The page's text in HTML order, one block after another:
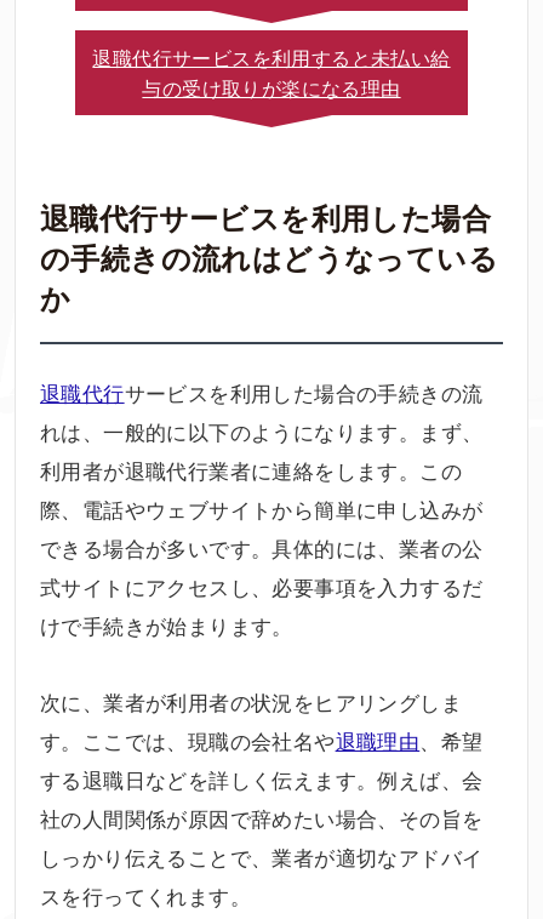
退職代行サービスを利用すると未払い給
与の受け取りが楽になる理由
退職代行サービスを利用した場合
の手続きの流れはどうなっている
か
退職代行サービスを利用した場合の手続きの流
れは、一般的に以下のようになります。まず、
利用者が退職代行業者に連絡をします。この
際、電話やウェブサイトから簡単に申し込みが
できる場合が多いです。具体的には、業者の公
式サイトにアクセスし、必要事項を入力するだ
けで手続きが始まります。
次に、業者が利用者の状況をヒアリングしま
す。ここでは、現職の会社名や退職理由、希望
する退職日などを詳しく伝えます。例えば、会
社の人間関係が原因で辞めたい場合、その旨を
しっかり伝えることで、業者が適切なアドバイ
スを行ってくれます。